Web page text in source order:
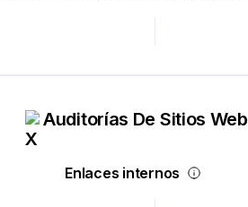
Auditorías De Sitios Web
Enlaces internos